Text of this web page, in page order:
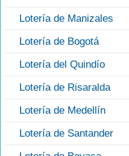
Lotería de Manizales
Lotería de Bogotá
Lotería del Quindío
Lotería de Risaralda
Lotería de Medellín
Lotería de Santander